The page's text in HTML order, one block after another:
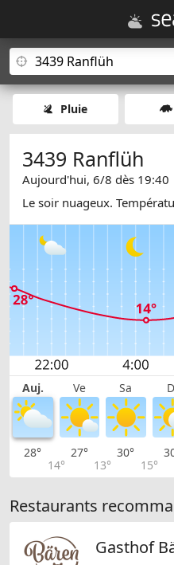
Pluie
3439 Ranflüh
Aujourd'hui, 6/8 dès 19:40
Le soir nuageux.
Auj. Ve Sa
28°
14°
27°
13°
30°
15°
Restaurants
Gasthof